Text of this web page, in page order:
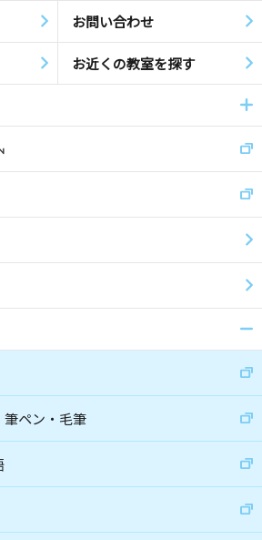
お問い合わせ
お近くの教室を探す
ペン・毛筆